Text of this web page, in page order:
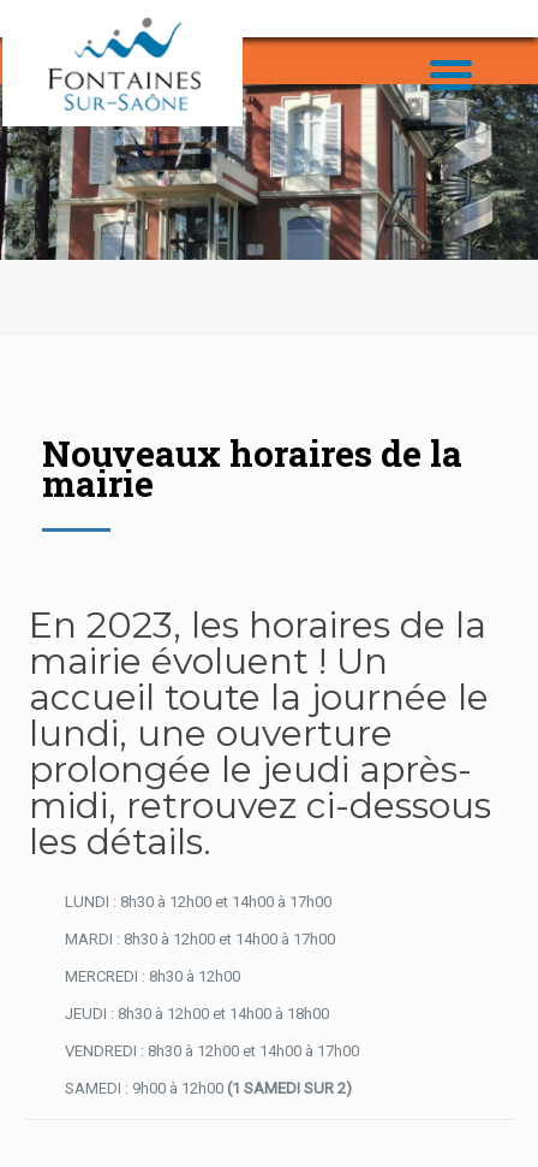
Nouveaux horaires de la
mairie
En 2023, les horaires de la
mairie évoluent ! Un
accueil toute la journée le
lundi, une ouverture
prolongée le jeudi après-
midi, retrouvez ci-dessous
les détails.
LUNDI : 8h30 à 12h00 et 14h00 à 17h00
MARDI : 8h30 à 12h00 et 14h00 à 17h00
MERCREDI : 8h30 à 12h00
JEUDI : 8h30 à 12h00 et 14h00 à 18h00
VENDREDI : 8h30 à 12h00 et 14h00 à 17h00
SAMEDI : 9h00 à 12h00 (1 SAMEDI SUR 2)